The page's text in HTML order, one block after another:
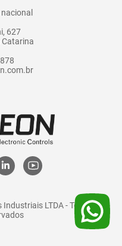
627
Catarina
LTDA - Todos os